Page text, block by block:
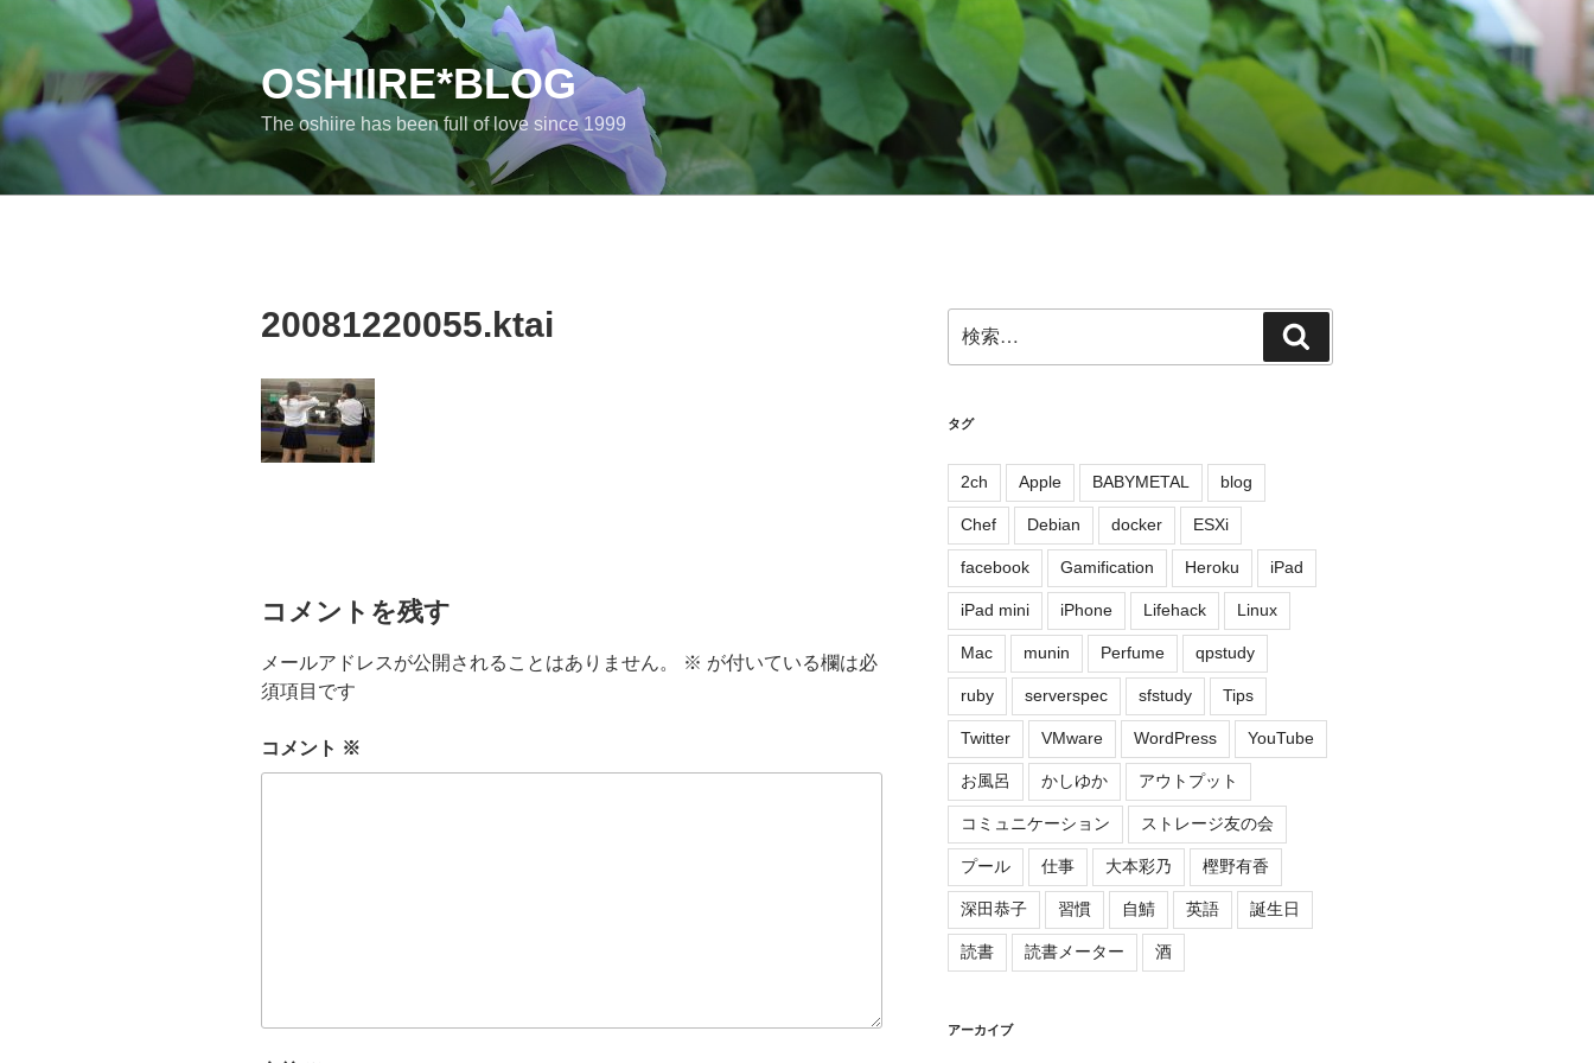
ツ
OSHIIRE*BLOG
The oshiire has been full of love since 1999
20081220055.ktai
コメントを残す
メールアドレスが公開されることはありません。 ※ が付いている欄は必
須項目です
コメント ※
索:
索
タグ
2ch Apple BABYMETAL blog
Chef Debian docker ESXi
facebook Gamification Heroku iPad
iPad mini iPhone Lifehack Linux
Mac munin Perfume qpstudy
ruby serverspec sfstudy Tips
Twitter VMware WordPress YouTube
お風呂 かしゆか アウトプット
コミュニケーション ストレージ友の会
プール 仕事 大本彩乃 樫野有香
深田恭子 習慣 自鯖 英語 誕生日
読書 読書メーター 酒
アーカイブ